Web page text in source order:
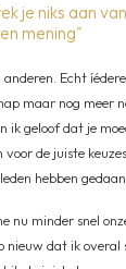
je niks aan
mening"
Echt
maar nog meer
ik geloof dat je
voor de juiste
hebben
nu minder snel
nieuw dat ik